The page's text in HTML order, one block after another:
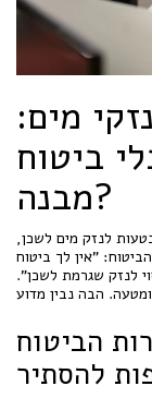
מים:
ביטוח
מבנה?
לנזק מים לשכן,
"אין לך ביטוח
לנזק שגרמת לשכן".
הביטוח
להסתיר